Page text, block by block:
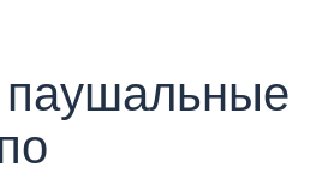
паушальные